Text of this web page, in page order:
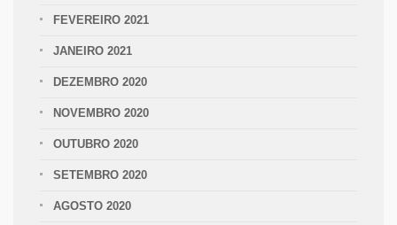
FEVEREIRO 2021
JANEIRO 2021
DEZEMBRO 2020
NOVEMBRO 2020
OUTUBRO 2020
SETEMBRO 2020
AGOSTO 2020